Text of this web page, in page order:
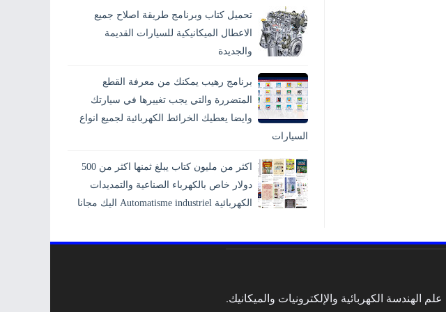
تحميل كتاب وبرنامج طريقة اصلاح جميع
الاعطال الميكانيكية للسيارات القديمة
والجديدة
برنامج رهيب يمكنك من معرفة القطع
المتضررة والتي يجب تغييرها في سيارتك
وايضا يعطيك الخرائط الكهربائية لجميع انواع
السيارات
اكثر من مليون كتاب يبلغ ثمنها اكثر من 500
دولار خاص بالكهرباء الصناعية والتمديدات
الكهربائية Automatisme industriel اليك مجانا
الكهربائية والإلكترونيات والميكانيك.